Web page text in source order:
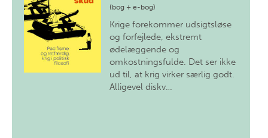
(bog + e-bog)
Krige forekommer udsigtsløse
og forfejlede, ekstremt
ødelæggende og
omkostningsfulde. Det ser ikke
ud til, at krig virker særlig godt.
Alligevel diskv…